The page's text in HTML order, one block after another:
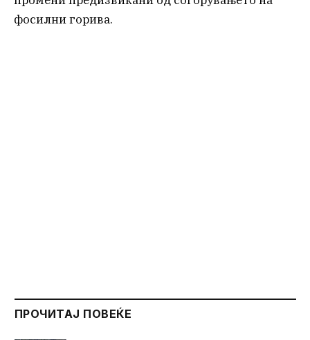
фосилни горива.
ПРОЧИТАЈ ПОВЕЌЕ